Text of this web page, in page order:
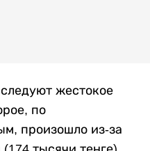
жестокое
по
произошло из-за